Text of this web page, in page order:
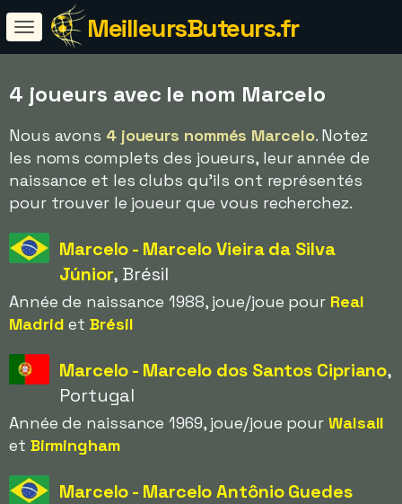
MeilleursButeurs.fr
4 joueurs avec le nom Marcelo
Nous avons 4 joueurs nommés Marcelo. Notez
les noms complets des joueurs, leur année de
naissance et les clubs qu'ils ont représentés
pour trouver le joueur que vous recherchez.
Marcelo - Marcelo Vieira da Silva
Júnior, Brésil
Année de naissance 1988, joue/joue pour Real
Madrid etBrésil
Marcelo - Marcelo dos Santos Cipriano,
Portugal
Année de naissance 1969, joue/joue pour Walsall
et Birmingham
Marcelo - Marcelo Antônio Guedes